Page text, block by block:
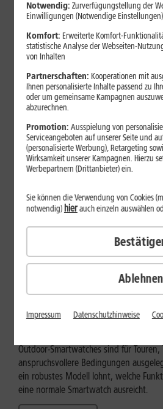
unterstützt sie Dein
Eine Smartwatch macht Belastung,
sichtbar. Erfahre, wie Du Pulsmessung,
keine medizinische Beurteilung
Mehr erfahren
Outdoor-
eignen sich die
Outdoor-Smartwatches sind für Touren,
anspruchsvollere Bedingungen
ein robustes Modell lohnt, welche
eine normale Smartwatch ausreicht.
Notwendig: Zurverfügungstellung der
Einwilligungen (Notwendige Einstellungen)
Komfort: Erweiterte Komfort-
statistische Analyse der Webseiten-
von Inhalten
Partnerschaften: Kooperationen mit
Ihnen personalisierte Inhalte passend zu
oder um gemeinsame Kampagnen
abzurechnen.
Promotion: Ausspielung von
Serviceangeboten auf unserer Seite und
(personalisierte Werbung), Retargeting
Wirksamkeit unserer Kampagnen. Hierzu
Werbepartnern (Drittanbieter) ein.
Ablehnen
Sie können die Verwendung von Cookies
notwendig) hierauch einzeln auswählen
Impressum Datenschutzhinweise